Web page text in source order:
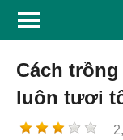
Cách
luôn tươi